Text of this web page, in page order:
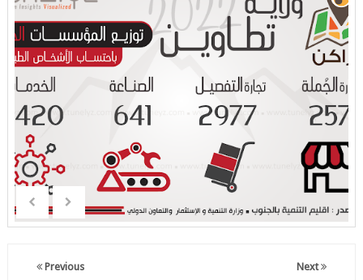
Next
Previous